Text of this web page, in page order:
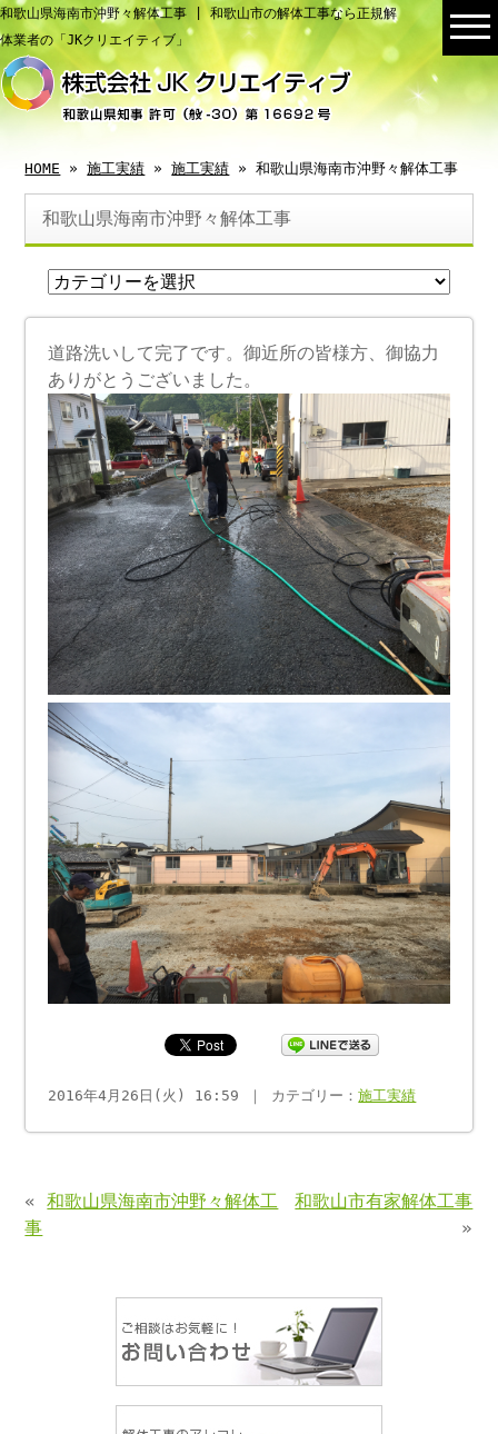
和歌山県海南市沖野々解体工事 | 和歌山市の解体工事なら正規解
体業者の「JKクリエイティブ」
HOME »施工実績 »施工実績 » 和歌山県海南市沖野々解体工事
和歌山県海南市沖野々解体工事
道路洗いして完了です。御近所の皆様方、御協力
ありがとうございました。
2016年4月26日(火) 16:59 ｜ カテゴリー：施工実績
«和歌山県海南市沖野々解体工
事
和歌山市有家解体工事
»